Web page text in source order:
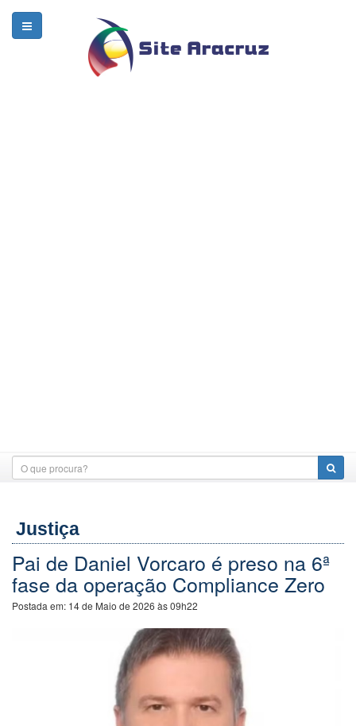
Justiça
Pai de Daniel Vorcaro é preso na 6ª
fase da operação Compliance Zero
Postada em: 14 de Maio de 2026 às 09h22